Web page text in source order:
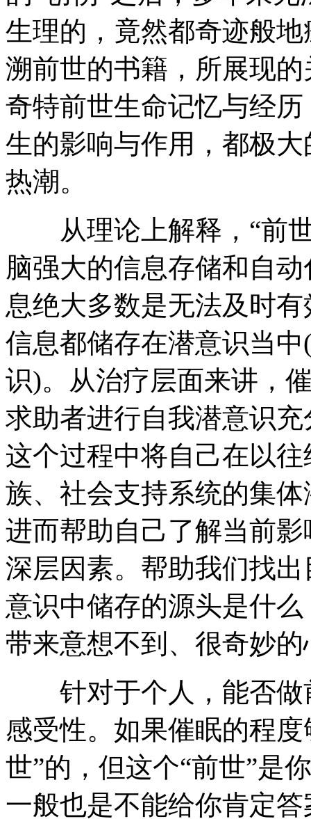
生理的，竟然都奇迹般
溯前世的书籍，所展现
奇特前世生命记忆与经
生的影响与作用，都极
热潮。
从理论上解释，“前世
脑强大的信息存储和自
息绝大多数是无法及时
信息都储存在潜意识当
识)。从治疗层面来讲，
求助者进行自我潜意识
这个过程中将自己在以
族、社会支持系统的集
进而帮助自己了解当前
深层因素。帮助我们找
意识中储存的源头是什
带来意想不到、很奇妙
针对于个人，能否做
感受性。如果催眠的程
世”的，但这个“前世”是
一般也是不能给你肯定答